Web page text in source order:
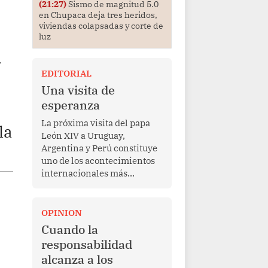
(21:27)Sismo de magnitud 5.0
en Chupaca deja tres heridos,
viviendas colapsadas y corte de
luz
EDITORIAL
Una visita de
esperanza
La próxima visita del papa
León XIV a Uruguay,
Argentina y Perú constituye
uno de los acontecimientos
internacionales más
Más allá de su dimensión
religiosa, esta gira
representa una oportunidad
para reafirmar el valor del
diálogo, fortalecer los
OPINION
Cuando la
responsabilidad
alcanza a los